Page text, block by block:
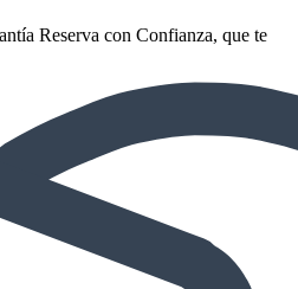
Reserva con Confianza, que te